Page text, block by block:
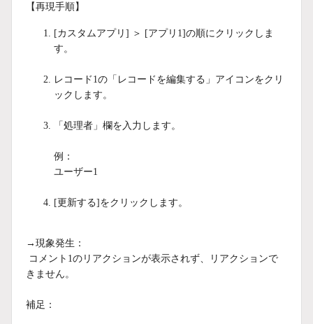
【再現手順】
[カスタムアプリ] ＞ [アプリ1]の順にクリックしま
す。
レコード1の「レコードを編集する」アイコンをクリ
ックします。
「処理者」欄を入力します。
例：
ユーザー1
[更新する]をクリックします。
→現象発生：
コメント1のリアクションが表示されず、リアクションで
きません。
補足：